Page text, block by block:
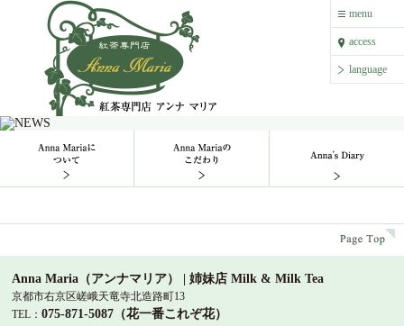
紅茶専門店 アンナ マリア
menu
menu
access
access
language
language
Anna Mariaについて Anna Mariaのこだわり
Anna Maria（アンナマリア） | 姉妹店 Milk & Milk Tea
京都市右京区嵯峨天竜寺北造路町13
TEL：075-871-5087（花一番これぞ花）